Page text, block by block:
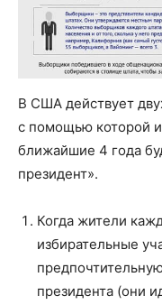
В США действует
с помощью которой
ближайшие 4 года
президент».
Когда жители
избирательные
президента (они